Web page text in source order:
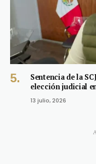
Sentencia de la
elección judicial
13 julio, 2026